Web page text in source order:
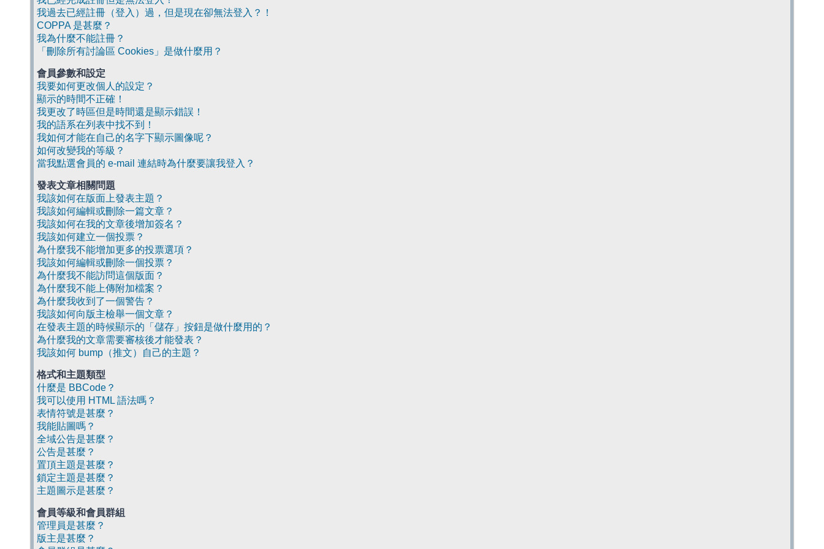
我過去已經註冊（登入）過，但是現在卻無法登入？！
COPPA 是甚麼？
我為什麼不能註冊？
「刪除所有討論區 Cookies」是做什麼用？
會員參數和設定
我要如何更改個人的設定？
顯示的時間不正確！
我更改了時區但是時間還是顯示錯誤！
我的語系在列表中找不到！
我如何才能在自己的名字下顯示圖像呢？
如何改變我的等級？
當我點選會員的 e-mail 連結時為什麼要讓我登入？
發表文章相關問題
我該如何在版面上發表主題？
我該如何編輯或刪除一篇文章？
我該如何在我的文章後增加簽名？
我該如何建立一個投票？
為什麼我不能增加更多的投票選項？
我該如何編輯或刪除一個投票？
為什麼我不能訪問這個版面？
為什麼我不能上傳附加檔案？
為什麼我收到了一個警告？
我該如何向版主檢舉一個文章？
在發表主題的時候顯示的「儲存」按鈕是做什麼用的？
為什麼我的文章需要審核後才能發表？
我該如何 bump（推文）自己的主題？
格式和主題類型
什麼是 BBCode？
我可以使用 HTML 語法嗎？
表情符號是甚麼？
我能貼圖嗎？
全域公告是甚麼？
公告是甚麼？
置頂主題是甚麼？
鎖定主題是甚麼？
主題圖示是甚麼？
會員等級和會員群組
管理員是甚麼？
版主是甚麼？